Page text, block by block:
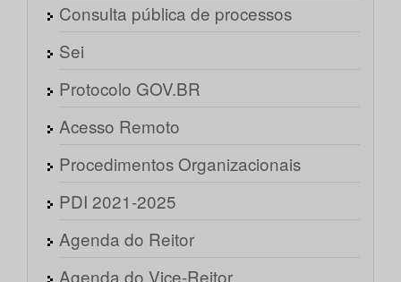
Consulta pública de processos
Sei
Protocolo GOV.BR
Acesso Remoto
Procedimentos Organizacionais
PDI 2021-2025
Agenda do Reitor
Agenda do Vice-Reitor